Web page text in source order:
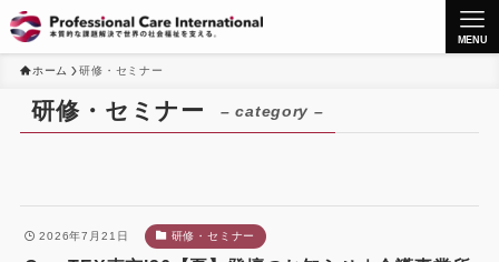
MENU
ホーム 研修・セミナー
研修・セミナー – category –
2026年7月21日 研修・セミナー